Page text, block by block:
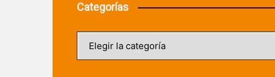
Categorías